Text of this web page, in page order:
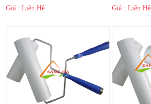
Giá : Liên Hệ Giá : Liên Hệ